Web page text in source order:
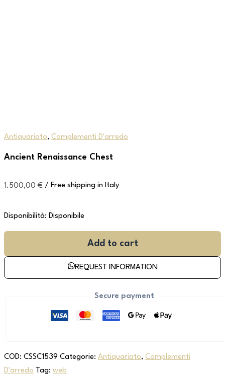
Antiquariato, Complementi D'arredo
Ancient Renaissance Chest
1.500,00 € / Free shipping in Italy
Disponibilità: Disponibile
Add to cart
REQUEST INFORMATION
Secure payment
COD: CSSC1539 Categorie: Antiquariato, Complementi
D'arredo Tag: web